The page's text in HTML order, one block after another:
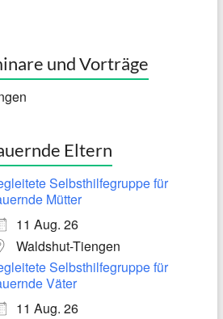
und Vorträge
Eltern
Selbsthilfegruppe für
Mütter
11 Aug. 26
Waldshut-Tiengen
Selbsthilfegruppe für
Väter
11 Aug. 26